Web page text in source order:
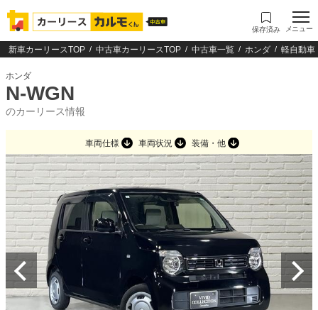
保存済み メニュー
新車カーリースTOP 中古車カーリースTOP 中古車一覧 ホンダ 軽自動車
ホンダ
N-WGN
のカーリース情報
車両仕様 車両状況 装備・他